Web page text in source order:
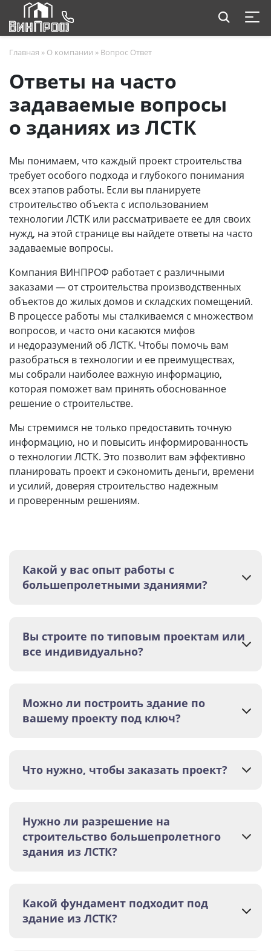
Главная » О компании » Вопрос Ответ
Ответы на часто
задаваемые вопросы
о зданиях из ЛСТК
Мы понимаем, что каждый проект строительства
требует особого подхода и глубокого понимания
всех этапов работы. Если вы планируете
строительство объекта с использованием
технологии ЛСТК или рассматриваете ее для своих
нужд, на этой странице вы найдете ответы на часто
задаваемые вопросы.
Компания ВИНПРОФ работает с различными
заказами — от строительства производственных
объектов до жилых домов и складских помещений.
В процессе работы мы сталкиваемся с множеством
вопросов, и часто они касаются мифов
и недоразумений об ЛСТК. Чтобы помочь вам
разобраться в технологии и ее преимуществах,
мы собрали наиболее важную информацию,
которая поможет вам принять обоснованное
решение о строительстве.
Мы стремимся не только предоставить точную
информацию, но и повысить информированность
о технологии ЛСТК. Это позволит вам эффективно
планировать проект и сэкономить деньги, времени
и усилий, доверяя строительство надежным
и проверенным решениям.
Какой у вас опыт работы с
большепролетными зданиями?
Вы строите по типовым проектам или
все индивидуально?
Можно ли построить здание по
вашему проекту под ключ?
Что нужно, чтобы заказать проект?
Нужно ли разрешение на
строительство большепролетного
здания из ЛСТК?
Какой фундамент подходит под
здание из ЛСТК?